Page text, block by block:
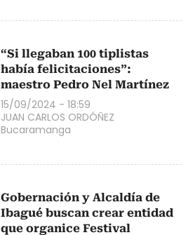
“Si llegaban 100 tiplistas
había felicitaciones”:
maestro Pedro Nel Martínez
15/09/2024 - 18:59
JUAN CARLOS ORDÓÑEZ
Bucaramanga
Gobernación y Alcaldía de
Ibagué buscan crear entidad
que organice Festival